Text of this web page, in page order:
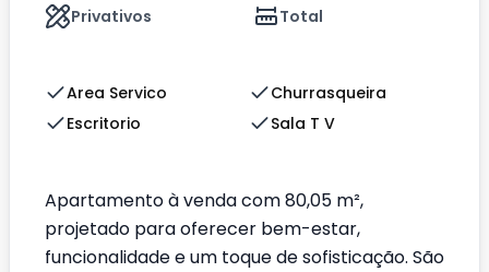
Privativos Total
Area Servico
Churrasqueira
Escritorio
Sala T V
Apartamento à venda com 80,05 m²,
projetado para oferecer bem-estar,
funcionalidade e um toque de sofisticação. São